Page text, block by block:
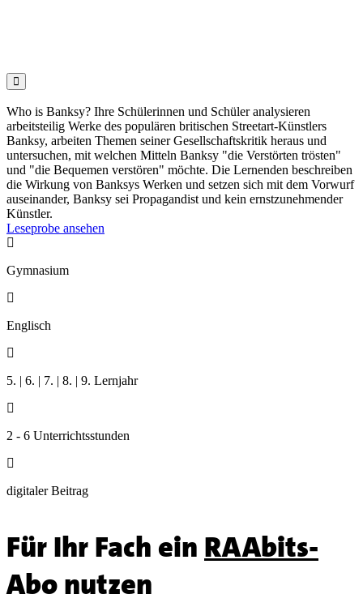

Who is Banksy? Ihre Schülerinnen und Schüler analysieren
arbeitsteilig Werke des populären britischen Streetart-Künstlers
Banksy, arbeiten Themen seiner Gesellschaftskritik heraus und
untersuchen, mit welchen Mitteln Banksy "die Verstörten trösten"
und "die Bequemen verstören" möchte. Die Lernenden beschreiben
die Wirkung von Banksys Werken und setzen sich mit dem Vorwurf
auseinander, Banksy sei Propagandist und kein ernstzunehmender
Künstler.
Leseprobe ansehen

Gymnasium

Englisch

5. | 6. | 7. | 8. | 9. Lernjahr

2 - 6 Unterrichtsstunden

digitaler Beitrag
Für Ihr Fach ein RAAbits-
Abonutzen